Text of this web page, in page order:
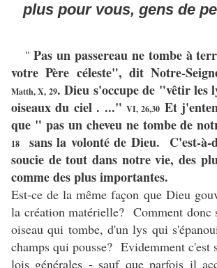
plus pour vous, gens de
" Pas un passereau ne tombe à
votre Père céleste", dit Notre-
Matth, X, 29. Dieu s'occupe de "vêtir les
oiseaux du ciel . ..." VI, 26,30 Et
que " pas un cheveu ne tombe de
18
sans la volonté de Dieu. C'est-à-
soucie de tout dans notre vie, des
comme des plus importantes.
Est-ce de la même façon que Dieu
la création matérielle? Comment donc
oiseau qui tombe, d'un lys qui
champs qui pousse? Evidemment c'est
lois générales - sauf que parfois il